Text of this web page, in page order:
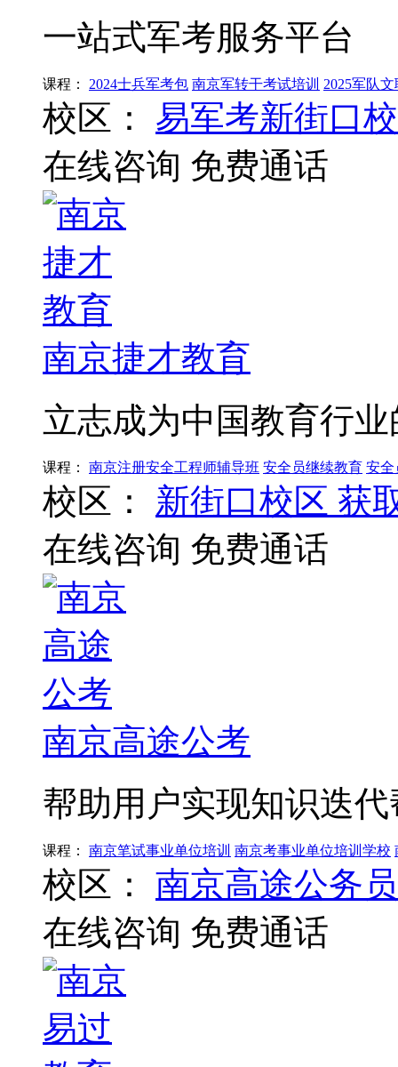
一站式军考服务平台
课程： 2024士兵军考包 南京军转干考试培训 2025军队
校区：
易军考新街口
在线咨询 免费通话
南京捷才教育
立志成为中国教育行
课程： 南京注册安全工程师辅导班 安全员继续教育 安全
校区： 新街口校区 获
在线咨询 免费通话
南京高途公考
帮助用户实现知识迭
课程： 南京笔试事业单位培训 南京考事业单位培训学校
校区：
南京高途公务员
在线咨询 免费通话